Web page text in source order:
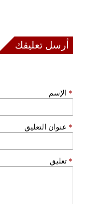
أرسل تعليقك
الإسم *
عنوان التعليق *
تعليق *